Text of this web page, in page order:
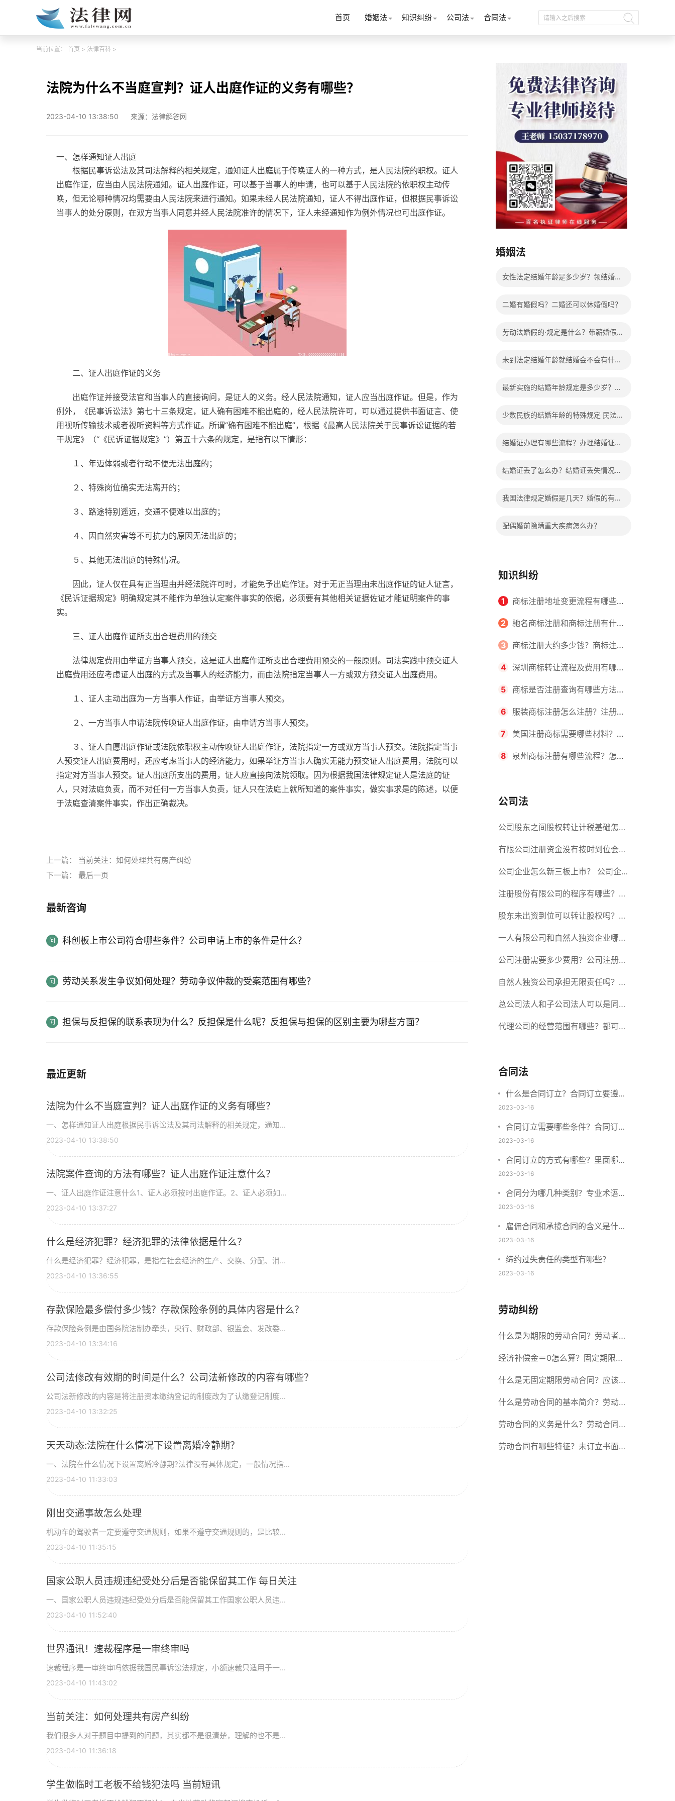
首页 婚姻法 知识纠纷 公司法 合同法
当前位置： 首页 > 法律百科 >
法院为什么不当庭宣判？证人出庭作证的义务有哪些？
2023-04-10 13:38:50 来源：法律解答网
一、怎样通知证人出庭
根据民事诉讼法及其司法解释的相关规定，通知证人出庭属于传唤证人的一种方式，是人民法院的职权。证人
出庭作证，应当由人民法院通知。证人出庭作证，可以基于当事人的申请，也可以基于人民法院的依职权主动传
唤，但无论哪种情况均需要由人民法院来进行通知。如果未经人民法院通知，证人不得出庭作证，但根据民事诉讼
当事人的处分原则，在双方当事人同意并经人民法院准许的情况下，证人未经通知作为例外情况也可出庭作证。
二、证人出庭作证的义务
出庭作证并接受法官和当事人的直接询问，是证人的义务。经人民法院通知，证人应当出庭作证。但是，作为
例外，《民事诉讼法》第七十三条规定，证人确有困难不能出庭的，经人民法院许可，可以通过提供书面证言、使
用视听传输技术或者视听资料等方式作证。所谓“确有困难不能出庭”，根据《最高人民法院关于民事诉讼证据的若
干规定》（“《民诉证据规定》”）第五十六条的规定，是指有以下情形：
１、年迈体弱或者行动不便无法出庭的；
２、特殊岗位确实无法离开的；
３、路途特别遥远，交通不便难以出庭的；
４、因自然灾害等不可抗力的原因无法出庭的；
５、其他无法出庭的特殊情况。
因此，证人仅在具有正当理由并经法院许可时，才能免予出庭作证。对于无正当理由未出庭作证的证人证言，
《民诉证据规定》明确规定其不能作为单独认定案件事实的依据，必须要有其他相关证据佐证才能证明案件的事
实。
三、证人出庭作证所支出合理费用的预交
法律规定费用由举证方当事人预交，这是证人出庭作证所支出合理费用预交的一般原则。司法实践中预交证人
出庭费用还应考虑证人出庭的方式及当事人的经济能力，而由法院指定当事人一方或双方预交证人出庭费用。
１、证人主动出庭为一方当事人作证，由举证方当事人预交。
２、一方当事人申请法院传唤证人出庭作证，由申请方当事人预交。
３、证人自愿出庭作证或法院依职权主动传唤证人出庭作证，法院指定一方或双方当事人预交。法院指定当事
人预交证人出庭费用时，还应考虑当事人的经济能力，如果举证方当事人确实无能力预交证人出庭费用，法院可以
指定对方当事人预交。证人出庭所支出的费用，证人应直接向法院领取。因为根据我国法律规定证人是法庭的证
人，只对法庭负责，而不对任何一方当事人负责，证人只在法庭上就所知道的案件事实，做实事求是的陈述，以便
于法庭查清案件事实，作出正确裁决。
上一篇：
当前关注：如何处理共有房产纠纷
下一篇： 最后一页
最新咨询
科创板上市公司符合哪些条件？公司申请上市的条件是什么？
劳动关系发生争议如何处理？劳动争议仲裁的受案范围有哪些？
担保与反担保的联系表现为什么？反担保是什么呢？反担保与担保的区别主要为哪些方面？
最近更新
法院为什么不当庭宣判？证人出庭作证的义务有哪些？
一、怎样通知证人出庭根据民事诉讼法及其司法解释的相关规定，通知...
2023-04-10 13:38:50
法院案件查询的方法有哪些？证人出庭作证注意什么？
一、证人出庭作证注意什么1、证人必须按时出庭作证。2、证人必须如...
2023-04-10 13:37:27
什么是经济犯罪？经济犯罪的法律依据是什么？
什么是经济犯罪？经济犯罪，是指在社会经济的生产、交换、分配、消...
2023-04-10 13:36:55
存款保险最多偿付多少钱？存款保险条例的具体内容是什么？
存款保险条例是由国务院法制办牵头，央行、财政部、银监会、发改委...
2023-04-10 13:34:16
公司法修改有效期的时间是什么？公司法新修改的内容有哪些？
公司法新修改的内容是将注册资本缴纳登记的制度改为了认缴登记制度...
2023-04-10 13:32:25
天天动态:法院在什么情况下设置离婚冷静期？
一、法院在什么情况下设置离婚冷静期?法律没有具体规定，一般情况指...
2023-04-10 11:33:03
刚出交通事故怎么处理
机动车的驾驶者一定要遵守交通规则，如果不遵守交通规则的，是比较...
2023-04-10 11:35:15
国家公职人员违规违纪受处分后是否能保留其工作 每日关注
一、国家公职人员违规违纪受处分后是否能保留其工作国家公职人员违...
2023-04-10 11:52:40
世界通讯！速裁程序是一审终审吗
速裁程序是一审终审吗依据我国民事诉讼法规定，小额速裁只适用于一...
2023-04-10 11:43:02
当前关注：如何处理共有房产纠纷
我们很多人对于题目中提到的问题，其实都不是很清楚，理解的也不是...
2023-04-10 11:36:18
学生做临时工老板不给钱犯法吗 当前短讯
婚姻法
女性法定结婚年龄是多少岁？领结婚证
二婚有婚假吗？二婚还可以休婚假吗？
劳动法婚假的·规定是什么？带薪婚假工
未到法定结婚年龄就结婚会不会有什么
最新实施的结婚年龄规定是多少岁？法
少数民族的结婚年龄的特殊规定 民法典
结婚证办理有哪些流程？办理结婚证有
结婚证丢了怎么办？结婚证丢失情况有
我国法律规定婚假是几天？婚假的有关
配偶婚前隐瞒重大疾病怎么办？
知识纠纷
1 商标注册地址变更流程有哪些？
怎么提交申请书件？
2 驰名商标注册和商标注册有什么
区别？
3 商标注册大约多少钱？商标注册
查询的方式有哪些？
4 深圳商标转让流程及费用有哪些
要求？商标转让所需时间是多久？
5 商标是否注册查询有哪些方法？
有哪些步骤？
6 服装商标注册怎么注册？注册商
标流程有哪些？
7 美国注册商标需要哪些材料？美
国商标办理流程有哪些？
8 泉州商标注册有哪些流程？怎么
公司法
公司股东之间股权转让计税基础怎么
确认？公司股东之间的股权转让要符
合什么要件？
有限公司注册资金没有按时到位会怎
么样？股份有限公司设立的注册条件
公司企业怎么新三板上市？ 公司企
业新三板上市的流程
注册股份有限公司的程序有哪些？注
册股份有限公司需要提交哪些材料？
股东未出资到位可以转让股权吗？股
东未出资到位能否分红？
一人有限公司和自然人独资企业哪个
好？一人公司设立条件有哪些？
公司注册需要多少费用？公司注册需
要准备什么材料？
自然人独资公司承担无限责任吗？有
限责任公司与有限责任公司的区别
总公司法人和子公司法人可以是同一
个人吗？总公司更名分公司需要更改
代理公司的经营范围有哪些？都可以
合同法
什么是合同订立？合同订立要遵守
什么原则？订立方式有哪些？
2023-03-16
合同订立需要哪些条件？合同订立
与合同成立有什么不同？
2023-03-16
合同订立的方式有哪些？里面哪些
内容、细节条款需要载明？
2023-03-16
合同分为哪几种类别？专业术语分
别是什么？
2023-03-16
雇佣合同和承揽合同的含义是什
么？怎么区分雇佣合同和承揽合
同？
2023-03-16
缔约过失责任的类型有哪些？
2023-03-16
劳动纠纷
什么是为期限的劳动合同？劳动者解
除合同的15种情形
经济补偿金＝0怎么算？固定期限劳
动合同又称什么？
什么是无固定期限劳动合同？应该怎
么解除或终止劳动合同？
什么是劳动合同的基本简介？劳动合
同的形式
劳动合同的义务是什么？劳动合同应
具备哪些条款？
劳动合同有哪些特征？未订立书面劳